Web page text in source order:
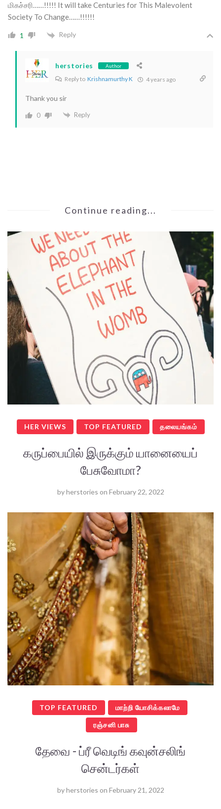
மிகச்சரி……!!!!! It will take Centuries for This Malevolent
Society To Change……!!!!!!
1 Reply
herstories Author
Reply to Krishnamurthy K 4 years ago
Thank you sir
0 Reply
Continue reading...
HER VIEWS TOP FEATURED தலையங்கம்
கருப்பையில் இருக்கும் யானையைப்
பேசுவோமா?
byherstories on February 22, 2022
TOP FEATURED மாற்றி யோசிக்கலாமே
ரஞ்சனி பாசு
தேவை - ப்ரீ வெடிங் கவுன்சலிங்
சென்டர்கள்
byherstories on February 21, 2022